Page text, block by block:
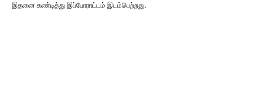
இதனை கண்டித்து இப்போராட்டம் இடம்பெற்றது.